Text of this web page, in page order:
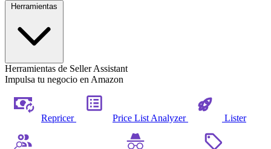
Herramientas de Seller Assistant
Impulsa tu negocio en Amazon
Repricer Price List Analyzer Lister